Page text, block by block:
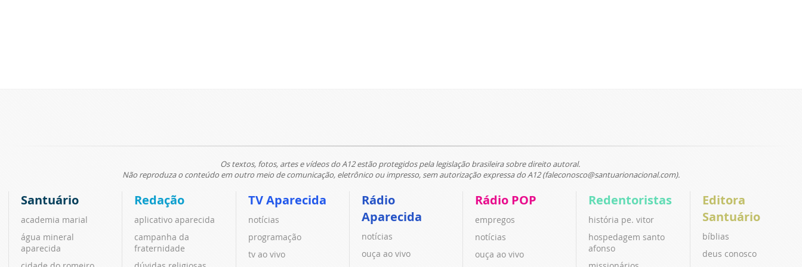
Os textos, fotos, artes e vídeos do A12 estão protegidos pela legislação brasileira sobre direito autoral.
Não reproduza o conteúdo em outro meio de comunicação, eletrônico ou impresso, sem autorização expressa do A12 (faleconosco@santuarionacional.com).
Santuário
academia marial
água mineral
aparecida
Redação
aplicativo aparecida
campanha da
fraternidade
TV Aparecida
notícias
programação
tv ao vivo
Rádio
Aparecida
notícias
ouça ao vivo
Rádio POP
empregos
notícias
ouça ao vivo
Redentoristas
história pe. vitor
hospedagem santo
afonso
Editora
Santuário
bíblias
deus conosco